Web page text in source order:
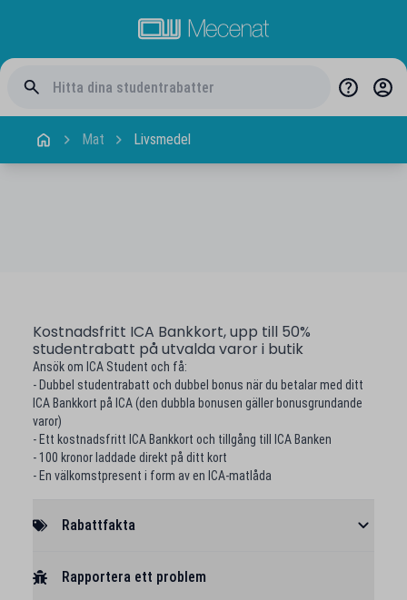
Mat Livsmedel
Kostnadsfritt ICA Bankkort, upp till 50%
studentrabatt på utvalda varor i butik
Ansök om ICA Student och få:
- Dubbel studentrabatt och dubbel bonus när du betalar med ditt
ICA Bankkort på ICA (den dubbla bonusen gäller bonusgrundande
varor)
- Ett kostnadsfritt ICA Bankkort och tillgång till ICA Banken
- 100 kronor laddade direkt på ditt kort
- En välkomstpresent i form av en ICA-matlåda
Rabattfakta
Rapportera ett problem